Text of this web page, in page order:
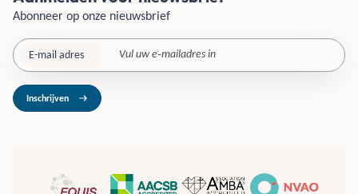
Abonneer op onze nieuwsbrief
E-mail adres
Inschrijven